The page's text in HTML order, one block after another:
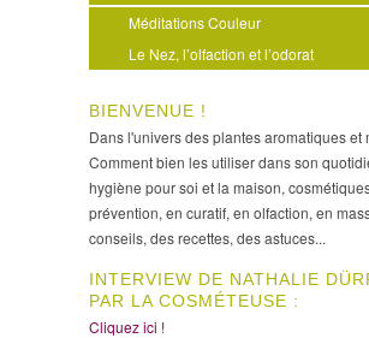
Méditations Couleur
Le Nez, l’olfaction et l’odorat
BIENVENUE !
Dans l'univers des plantes aromatiques et
Comment bien les utiliser dans son
hygiène pour soi et la maison,
prévention, en curatif, en olfaction, en
conseils, des recettes, des astuces...
INTERVIEW DE NATHALIE
PAR LA COSMÉTEUSE :
Cliquez ici !